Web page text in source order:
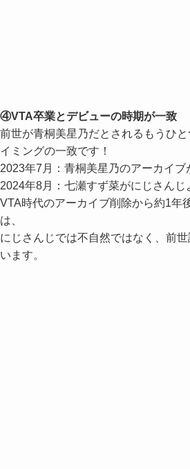
④VTA卒業とデビューの時期が一致
前世が青桐美星乃だとされるもうひ
イミングの一致です！
2023年7月：青桐美星乃のアーカイブ
2024年8月：七瀬すず菜がにじさんじ
VTA時代のアーカイブ削除から約1年
は、
にじさんじでは不自然ではなく、前
います。